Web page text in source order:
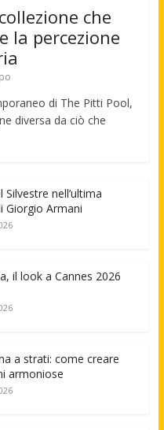
che
la percezione
di The Pitti Pool,
diversa da ciò che
Silvestre nell’ultima
Giorgio Armani
il look a Cannes 2026
a strati: come creare
armoniose